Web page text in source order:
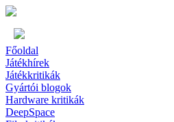
Főoldal
Játékhírek
Játékkritikák
Gyártói blogok
Hardware kritikák
DeepSpace